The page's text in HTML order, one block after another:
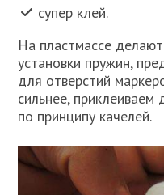
супер клей.
На пластмассе
установки пружин,
для отверстий
сильнее,
по принципу качелей.